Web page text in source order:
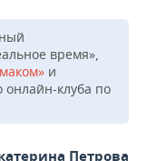
время»,
и
онлайн-клуба по
Петрова